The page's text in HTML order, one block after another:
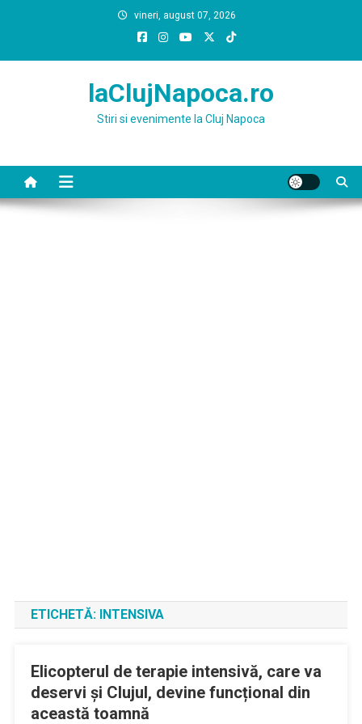
vineri, august 07, 2026
laClujNapoca.ro
Stiri si evenimente la Cluj Napoca
ETICHETĂ: INTENSIVA
Elicopterul de terapie intensivă, care va
deservi și Clujul, devine funcțional din
această toamnă